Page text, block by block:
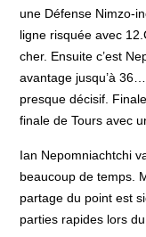
une Défense Nimzo-
ligne risquée avec
cher. Ensuite c’est
avantage jusqu’à
presque décisif.
finale de Tours avec
Ian Nepomniachtchi
beaucoup de temps.
partage du point est
parties rapides lors